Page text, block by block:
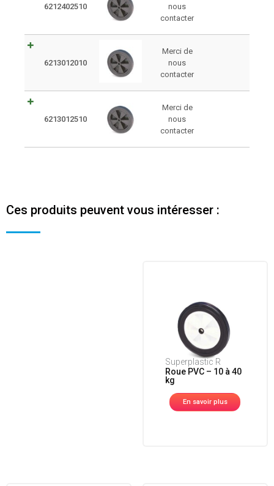
6212402510
nous
contacter
6213012010
Merci de
nous
contacter
6213012510
Merci de
nous
contacter
Ces produits peuvent vous intéresser :
Superplastic R
Roue PVC – 10 à 40
kg
En savoir plus